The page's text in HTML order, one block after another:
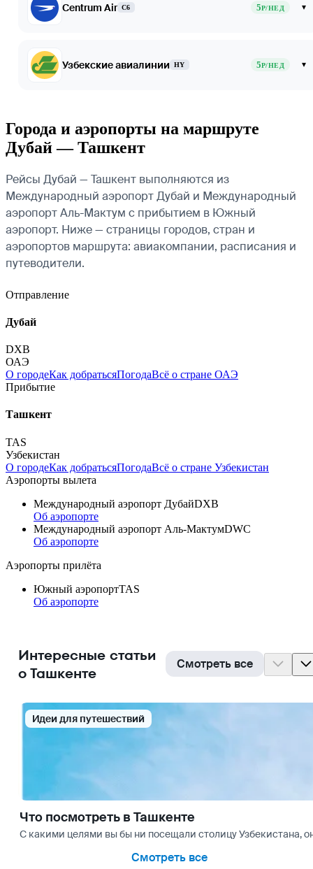
Centrum Air C6 5Р/НЕД ▾
Узбекские авиалинии HY 5Р/НЕД ▾
Города и аэропорты на маршруте
Дубай — Ташкент
Рейсы Дубай — Ташкент выполняются из
Международный аэропорт Дубай и Международный
аэропорт Аль-Мактум с прибытием в Южный
аэропорт. Ниже — страницы городов, стран и
аэропортов маршрута: авиакомпании, расписания и
путеводители.
Отправление
Дубай
DXB
ОАЭ
О городеКак добратьсяПогодаВсё о стране ОАЭ
Прибытие
Ташкент
TAS
Узбекистан
О городеКак добратьсяПогодаВсё о стране Узбекистан
Аэропорты вылета
Международный аэропорт ДубайDXB
Об аэропорте
Международный аэропорт Аль-МактумDWC
Об аэропорте
Аэропорты прилёта
Южный аэропортTAS
Об аэропорте
Интересные статьи
о Ташкенте
Смотреть все
Идеи для путешествий
Что посмотреть в Ташкенте
С какими целями вы бы ни посещали столицу Узбекистана,
Смотреть все